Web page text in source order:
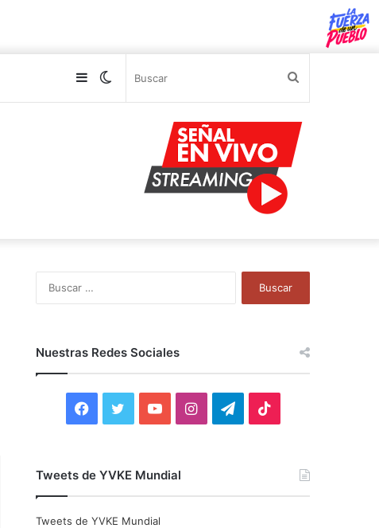
Switch
Sidebar
Nuestras Redes Sociales
F
c
i
Y
u
I
T
Tweets de YVKE Mundial
Tweets de YVKE Mundial